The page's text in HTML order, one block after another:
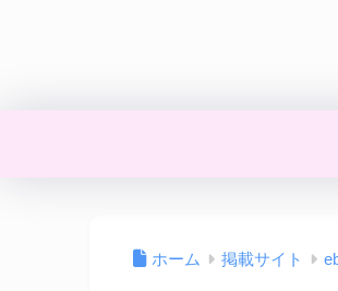
ホーム 掲載サイト